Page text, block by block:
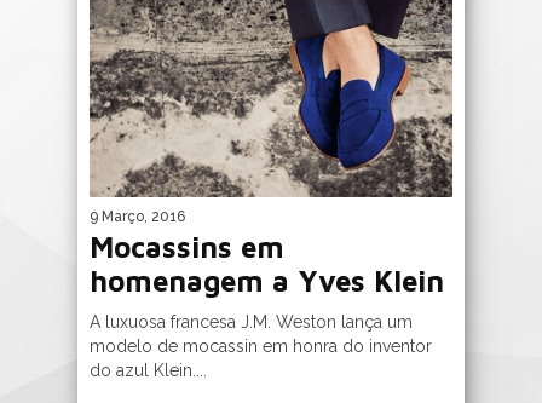
9 Março, 2016
Mocassins em
homenagem a Yves Klein
A luxuosa francesa J.M. Weston lança um
modelo de mocassin em honra do inventor
do azul Klein....